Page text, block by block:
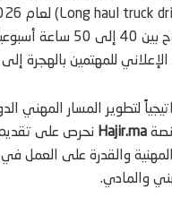
الواحدة، مع نظام
الإعلاني للمهتمين بالهجرة
لتطوير المسار المهني
Hajir.ma نحرص على تقديم
المهنية والقدرة على
والمادي.